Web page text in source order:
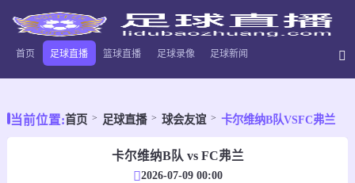
首页 足球直播 篮球直播 足球录像 足球新闻
当前位置:首页 足球直播 球会友谊 卡尔维纳B队VSFC弗兰
卡尔维纳B队 vs FC弗兰
2026-07-09 00:00